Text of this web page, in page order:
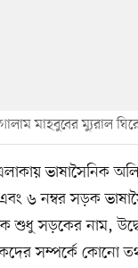
মাহবুবের ম্যুরাল
এলাকায় ভাষাসৈনিক
৬ নম্বর সড়ক
শুধু সড়কের নাম,
সম্পর্কে